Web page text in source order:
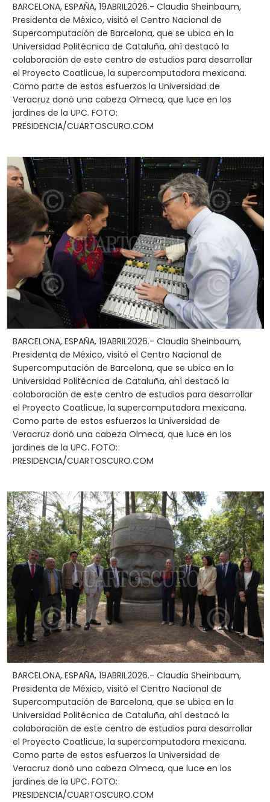
BARCELONA, ESPAÑA, 19ABRIL2026.- Claudia Sheinbaum,
Presidenta de México, visitó el Centro Nacional de
Supercomputación de Barcelona, que se ubica en la
Universidad Politécnica de Cataluña, ahí destacó la
colaboración de este centro de estudios para desarrollar
el Proyecto Coatlicue, la supercomputadora mexicana.
Como parte de estos esfuerzos la Universidad de
Veracruz donó una cabeza Olmeca, que luce en los
jardines de la UPC. FOTO:
PRESIDENCIA/CUARTOSCURO.COM
BARCELONA, ESPAÑA, 19ABRIL2026.- Claudia Sheinbaum,
Presidenta de México, visitó el Centro Nacional de
Supercomputación de Barcelona, que se ubica en la
Universidad Politécnica de Cataluña, ahí destacó la
colaboración de este centro de estudios para desarrollar
el Proyecto Coatlicue, la supercomputadora mexicana.
Como parte de estos esfuerzos la Universidad de
Veracruz donó una cabeza Olmeca, que luce en los
jardines de la UPC. FOTO:
PRESIDENCIA/CUARTOSCURO.COM
BARCELONA, ESPAÑA, 19ABRIL2026.- Claudia Sheinbaum,
Presidenta de México, visitó el Centro Nacional de
Supercomputación de Barcelona, que se ubica en la
Universidad Politécnica de Cataluña, ahí destacó la
colaboración de este centro de estudios para desarrollar
el Proyecto Coatlicue, la supercomputadora mexicana.
Como parte de estos esfuerzos la Universidad de
Veracruz donó una cabeza Olmeca, que luce en los
jardines de la UPC. FOTO:
PRESIDENCIA/CUARTOSCURO.COM